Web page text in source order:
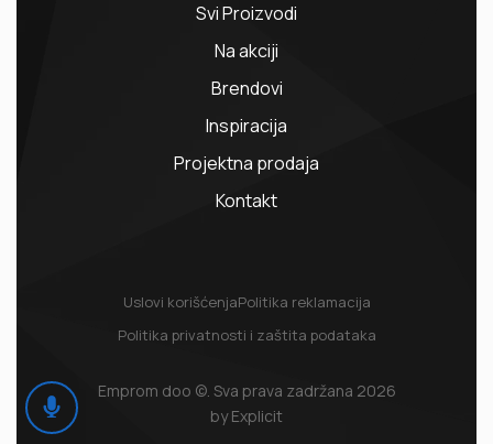
Svi Proizvodi
Na akciji
Brendovi
Inspiracija
Projektna prodaja
Kontakt
Emprom doo ©. Sva prava zadržana 2026
by Explicit
Uslovi korišćenjaPolitika reklamacija
Politika privatnosti i zaštita podataka